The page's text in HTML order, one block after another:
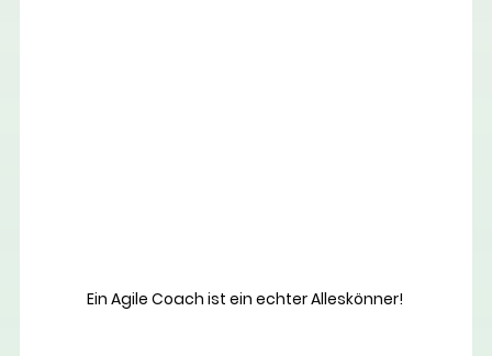
Ein Agile Coach ist ein echter Alleskönner!